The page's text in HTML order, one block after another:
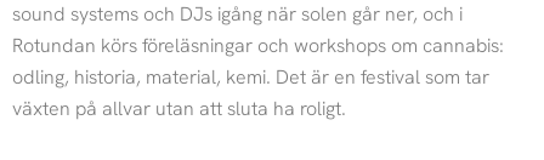
sound systems och DJs igång när solen går ner, och i
Rotundan körs föreläsningar och workshops om cannabis:
odling, historia, material, kemi. Det är en festival som tar
växten på allvar utan att sluta ha roligt.